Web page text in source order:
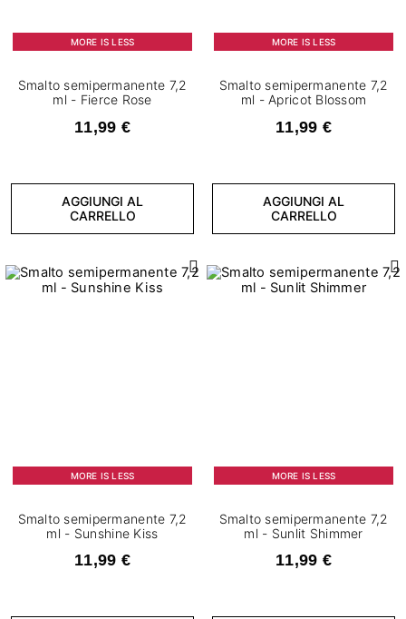
MORE IS LESS
Smalto semipermanente 7,2
ml - Fierce Rose
11,99 €
AGGIUNGI AL
CARRELLO
MORE IS LESS
Smalto semipermanente 7,2
ml - Apricot Blossom
11,99 €
AGGIUNGI AL
CARRELLO
MORE IS LESS
Smalto semipermanente 7,2
ml - Sunshine Kiss
11,99 €
MORE IS LESS
Smalto semipermanente 7,2
ml - Sunlit Shimmer
11,99 €